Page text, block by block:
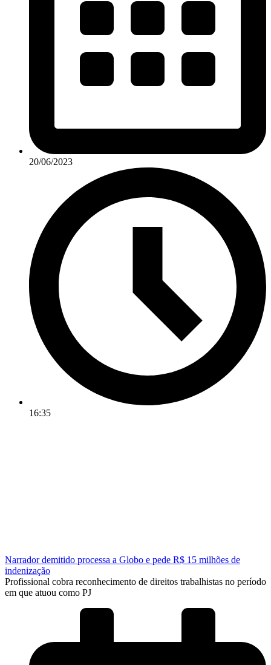
20/06/2023
16:35
Narrador demitido processa a Globo e pede R$ 15 milhões de
indenização
Profissional cobra reconhecimento de direitos trabalhistas no período
em que atuou como PJ